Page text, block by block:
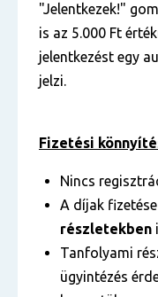
"Jelentkezek!"
is az 5.000 Ft
jelentkezést egy
jelzi.
Fizetési
Nincs
A díjak
részletekben
Tanfolyami
ügyintézés